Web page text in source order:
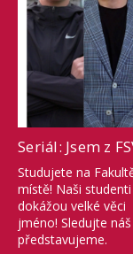
Seriál: Jsem z
Studujete na
místě! Naši
dokážou velké věci
jméno! Sledujte
představujeme.